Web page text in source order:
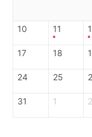
10 11
17 18
24 25
31 1 2